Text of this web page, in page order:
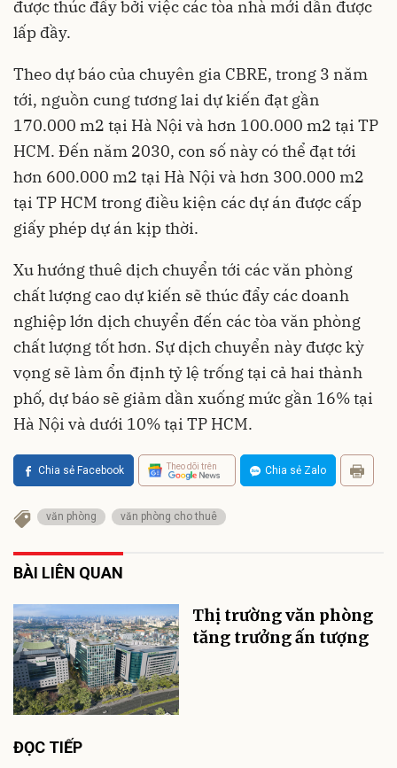
được thúc đẩy bởi việc các tòa nhà mới dần được
lấp đầy.
Theo dự báo của chuyên gia CBRE, trong 3 năm
tới, nguồn cung tương lai dự kiến đạt gần
170.000 m2 tại Hà Nội và hơn 100.000 m2 tại TP
HCM. Đến năm 2030, con số này có thể đạt tới
hơn 600.000 m2 tại Hà Nội và hơn 300.000 m2
tại TP HCM trong điều kiện các dự án được cấp
giấy phép dự án kịp thời.
Xu hướng thuê dịch chuyển tới các văn phòng
chất lượng cao dự kiến sẽ thúc đẩy các doanh
nghiệp lớn dịch chuyển đến các tòa văn phòng
chất lượng tốt hơn. Sự dịch chuyển này được kỳ
vọng sẽ làm ổn định tỷ lệ trống tại cả hai thành
phố, dự báo sẽ giảm dần xuống mức gần 16% tại
Hà Nội và dưới 10% tại TP HCM.
Chia sẻ Facebook Theo dõi trên Chia sẻ Zalo
văn phòng văn phòng cho thuê
BÀI LIÊN QUAN
Thị trường văn phòng
tăng trưởng ấn tượng
ĐỌC TIẾP